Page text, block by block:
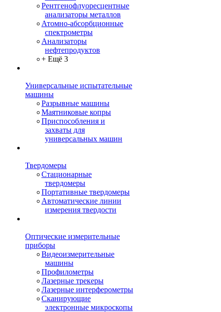
Рентгенофлуоресцентные
анализаторы металлов
Атомно-абсорбционные
спектрометры
Анализаторы
нефтепродуктов
+ Ещё 3
Универсальные испытательные
машины
Разрывные машины
Маятниковые копры
Приспособления и
захваты для
универсальных машин
Твердомеры
Стационарные
твердомеры
Портативные твердомеры
Автоматические линии
измерения твердости
Оптические измерительные
приборы
Видеоизмерительные
машины
Профилометры
Лазерные трекеры
Лазерные интерферометры
Сканирующие
электронные микроскопы